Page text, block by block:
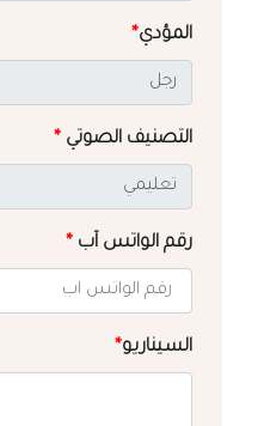
المؤدي*
التصنيف الصوتي *
رقم الواتس آب *
السيناريو*